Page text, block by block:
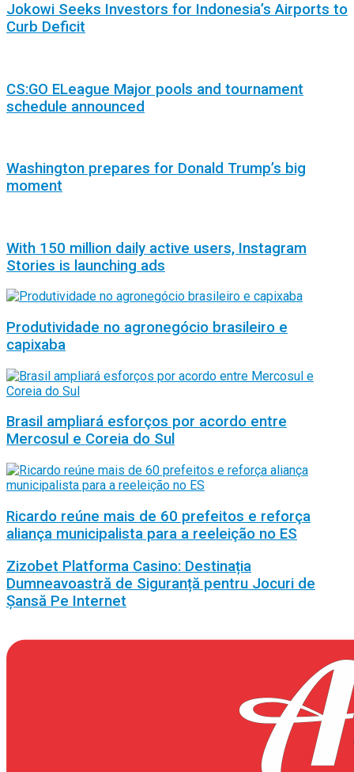
Jokowi Seeks Investors for Indonesia’s Airports to
Curb Deficit
CS:GO ELeague Major pools and tournament
schedule announced
Washington prepares for Donald Trump’s big
moment
With 150 million daily active users, Instagram
Stories is launching ads
Produtividade no agronegócio brasileiro e
capixaba
Brasil ampliará esforços por acordo entre
Mercosul e Coreia do Sul
Ricardo reúne mais de 60 prefeitos e reforça
aliança municipalista para a reeleição no ES
Zizobet Platforma Casino: Destinația
Dumneavoastră de Siguranță pentru Jocuri de
Șansă Pe Internet